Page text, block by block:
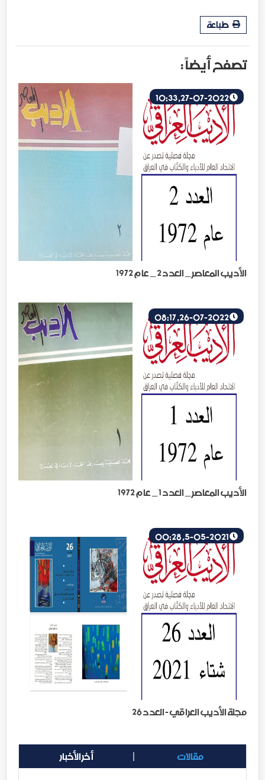
طباعة
تصفح أيضاً :
الأديب المعاصر _ العدد 2 _ عام 1972
الأديب المعاصر _ العدد 1 _ عام 1972
مجلة الأديب العراقي - العدد 26
مقالات أخر الأخبار